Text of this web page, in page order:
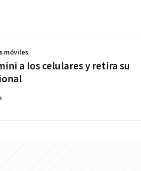
a los celulares y retira su
móviles